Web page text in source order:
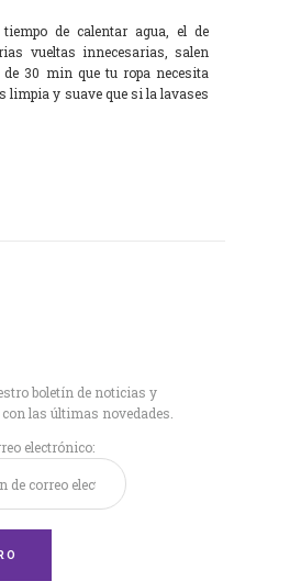
de calentar agua, el de
vueltas innecesarias, salen
30 min que tu ropa necesita
limpia y suave que si la lavases
boletín de noticias y
las últimas novedades.
electrónico: